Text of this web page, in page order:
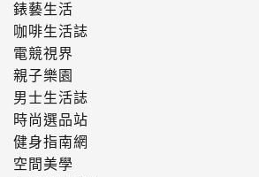
錶藝生活
咖啡生活誌
電競視界
親子樂園
男士生活誌
時尚選品站
健身指南網
空間美學